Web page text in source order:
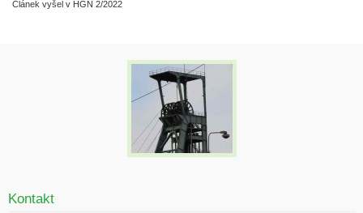
Článek vyšel v HGN 2/2022
Kontakt